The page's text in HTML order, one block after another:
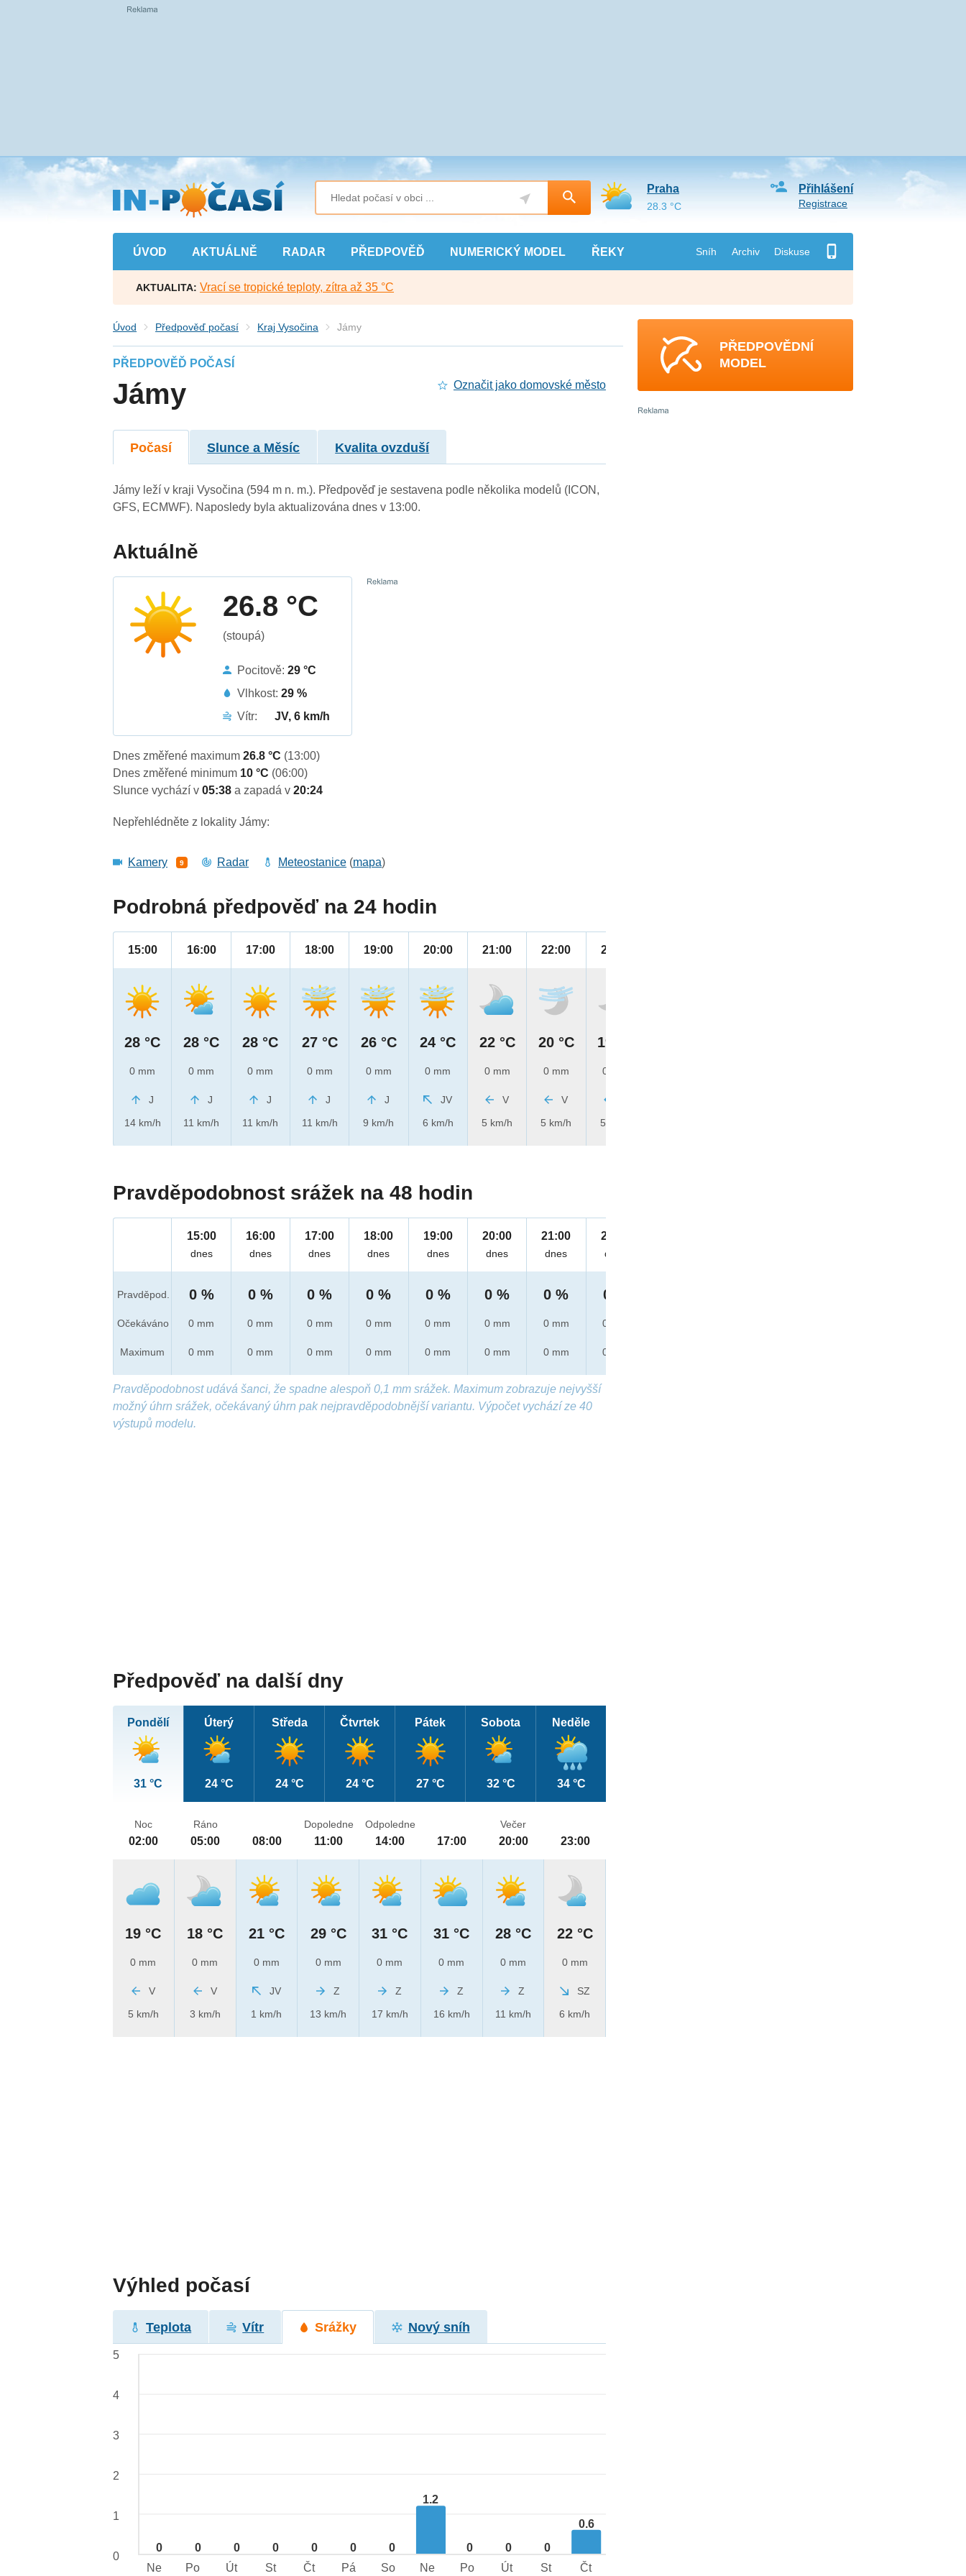
Přejít
na
hlavní
obsah
ÚVOD AKTUÁLNĚ RADAR PŘEDPOVĚĎ NUMERICKÝ MODEL ŘEKY Sníh Archiv Diskuse
Přihlášení
Registrace
Praha
28.3 °C
AKTUALITA: Vrací se tropické teploty, zítra až 35 °C
Úvod Předpověď počasí Kraj Vysočina Jámy
PŘEDPOVĚĎ POČASÍ
Jámy Označit jako domovské město
Počasí Slunce a Měsíc Kvalita ovzduší
Jámy leží v kraji Vysočina (594 m n. m.). Předpověď je sestavena podle několika modelů (ICON,
GFS, ECMWF). Naposledy byla aktualizována dnes v 13:00.
Aktuálně
26.8 °C
(stoupá)
Pocitově:29 °C
Vlhkost:29 %
Vítr:
JV, 6 km/h
Dnes změřené maximum26.8 °C (13:00)
Dnes změřené minimum 10 °C (06:00)
Slunce vychází v05:38a zapadá v20:24
Nepřehlédněte z lokality Jámy:
Kamery 9 Radar Meteostanice (mapa)
Podrobná předpověď na 24 hodin
15:00
28 °C
0 mm
J
14 km/h
16:00
28 °C
0 mm
J
11 km/h
17:00
28 °C
0 mm
J
11 km/h
18:00
27 °C
0 mm
J
11 km/h
19:00
26 °C
0 mm
J
9 km/h
20:00
24 °C
0 mm
JV
6 km/h
21:00
22 °C
0 mm
V
5 km/h
22:00
20 °C
0 mm
V
5 km/h
23:00
19 °C
0 mm
5 km/h
Pravděpodobnost srážek na 48 hodin
Pravděpod.
Očekáváno
Maximum
15:00
dnes
0 %
0 mm
0 mm
16:00
dnes
0 %
0 mm
0 mm
17:00
dnes
0 %
0 mm
0 mm
18:00
dnes
0 %
0 mm
0 mm
19:00
dnes
0 %
0 mm
0 mm
20:00
dnes
0 %
0 mm
0 mm
21:00
dnes
0 %
0 mm
0 mm
22:00
dnes
0 %
0 mm
0 mm
Pravděpodobnost udává šanci, že spadne alespoň 0,1 mm srážek. Maximum zobrazuje nejvyšší
možný úhrn srážek, očekávaný úhrn pak nejpravděpodobnější variantu. Výpočet vychází ze 40
výstupů modelu.
Předpověď na další dny
Pondělí
31 °C
Úterý
24 °C
Středa
24 °C
Čtvrtek
24 °C
Pátek
27 °C
Sobota
32 °C
Neděle
34 °C
Noc
02:00
19 °C
0 mm
V
5 km/h
Ráno
05:00
18 °C
0 mm
V
3 km/h
08:00
21 °C
0 mm
JV
1 km/h
Dopoledne
11:00
29 °C
0 mm
Z
13 km/h
Odpoledne
14:00
31 °C
0 mm
Z
17 km/h
17:00
31 °C
0 mm
Z
16 km/h
Večer
20:00
28 °C
0 mm
Z
11 km/h
23:00
22 °C
0 mm
SZ
6 km/h
Výhled počasí
Teplota Vítr Srážky Nový sníh
0 0 0 0 0 0 0
1.2
0 0 0
0.6
5
4
3
2
1
0
Ne
Po Út St Čt Pá So Ne Po Út St Čt
PŘEDPOVĚDNÍ
MODEL